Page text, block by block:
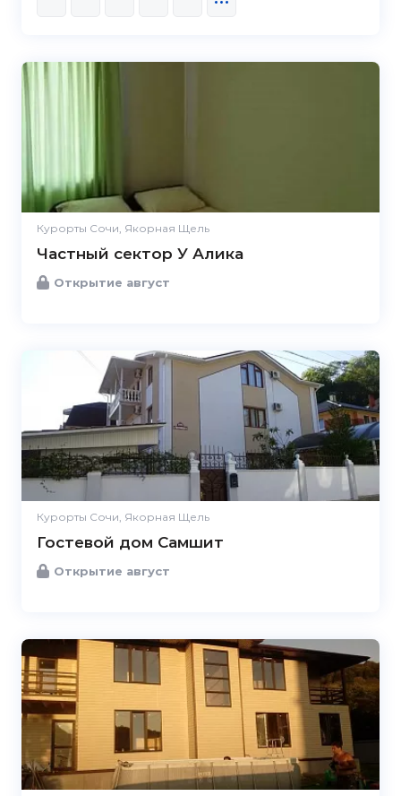
Курорты Сочи, Якорная Щель
Частный сектор У Алика
Открытие август
Курорты Сочи, Якорная Щель
Гостевой дом Самшит
Открытие август